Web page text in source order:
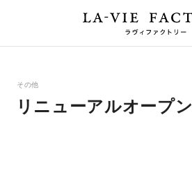
その他
リニューアルオープン